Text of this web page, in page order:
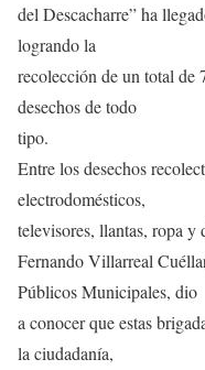
del Descacharre” ha
logrando la
recolección de un total de
desechos de todo
tipo.
Entre los desechos
electrodomésticos,
televisores, llantas, ropa y
Fernando Villarreal
Públicos Municipales, dio
a conocer que estas
la ciudadanía,